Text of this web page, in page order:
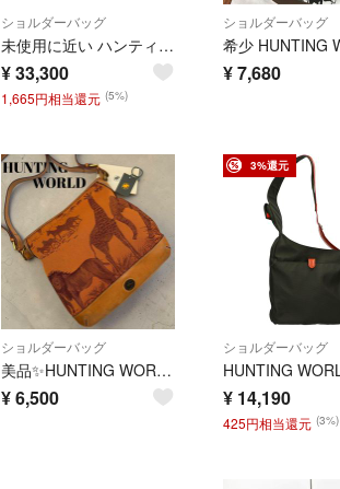
ショルダーバッグ
未使用に近い ハンティングワールド HUNTING WORLD パンチング ショルダーバッグ カメラバッグ レザー グレー クロスボディ 斜め掛け 軽量 夏休み 帰省 お盆 敬老の日 シルバーウィーク 秋 ギフト プレゼント ご褒美 ユニセックス
¥33,300
1,665円相当還元 (5%)
ショルダーバッグ
¥7,680
ショルダーバッグ
美品✨HUNTING WORLD ショルダーバッグ クロスボディ サファリ
¥6,500
3%還元
ショルダーバッグ
¥ 14,190
425円相当還元 (3%)